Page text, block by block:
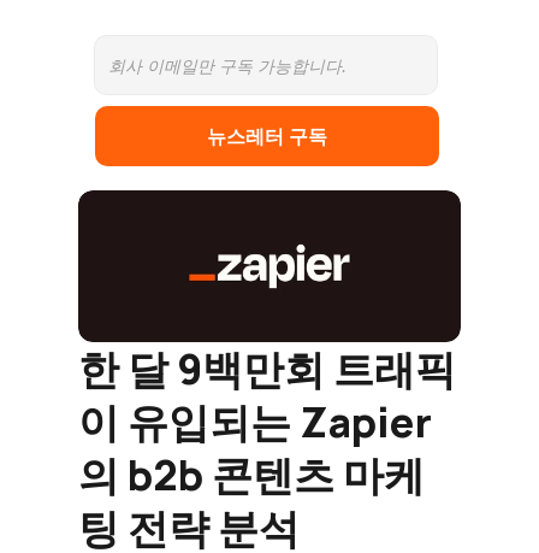
뉴스레터 구독
한 달 9백만회 트래픽
이 유입되는 Zapier
의 b2b 콘텐츠 마케
팅 전략 분석